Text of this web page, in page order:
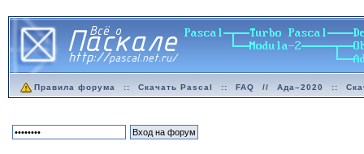
Правила форума :: Скачать Pascal :: FAQ // Ада–2020 ::